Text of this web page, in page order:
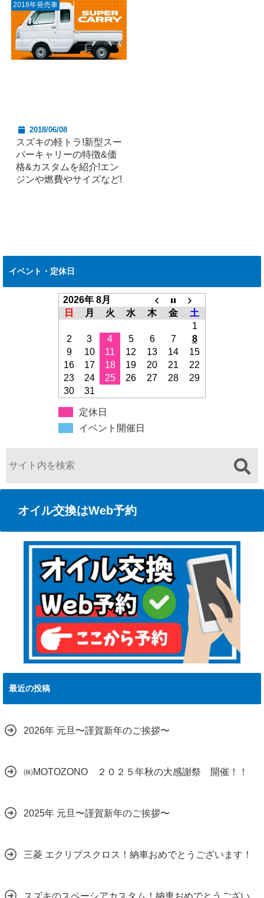
2018年発売車
2018/06/08
スズキの軽トラ!新型スー
パーキャリーの特徴&価
格&カスタムを紹介!エン
ジンや燃費やサイズなど!
イベント・定休日
2026年 8月
日
月 火 水 木 金
土
1
2
3 4 5 6 7
8
9
10 11 12 13 14
15
16
17 18 19 20 21
22
23
24 25 26 27 28
29
30
31
定休日
イベント開催日
オイル交換はWeb予約
最近の投稿
2026年 元旦〜謹賀新年のご挨拶〜
㈱MOTOZONO ２０２５年秋の大感謝祭 開催！！
2025年 元旦〜謹賀新年のご挨拶〜
三菱 エクリプスクロス！納車おめでとうございます！
スズキのスペーシアカスタム！納車おめでとうござい